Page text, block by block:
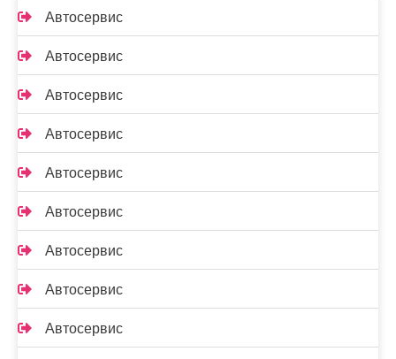
Автосервис
Автосервис
Автосервис
Автосервис
Автосервис
Автосервис
Автосервис
Автосервис
Автосервис